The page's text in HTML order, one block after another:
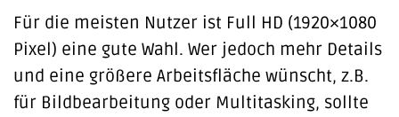
Für die meisten Nutzer ist Full HD (1920×1080
Pixel) eine gute Wahl. Wer jedoch mehr Details
und eine größere Arbeitsfläche wünscht, z.B.
für Bildbearbeitung oder Multitasking, sollte